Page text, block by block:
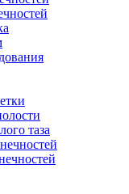
таза